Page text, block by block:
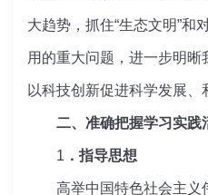
大趋势，抓住“生态文明”和
用的重大问题，进一步明晰
以科技创新促进科学发展、
二、准确把握学习实践
1 ．指导思想
高举中国特色社会主义